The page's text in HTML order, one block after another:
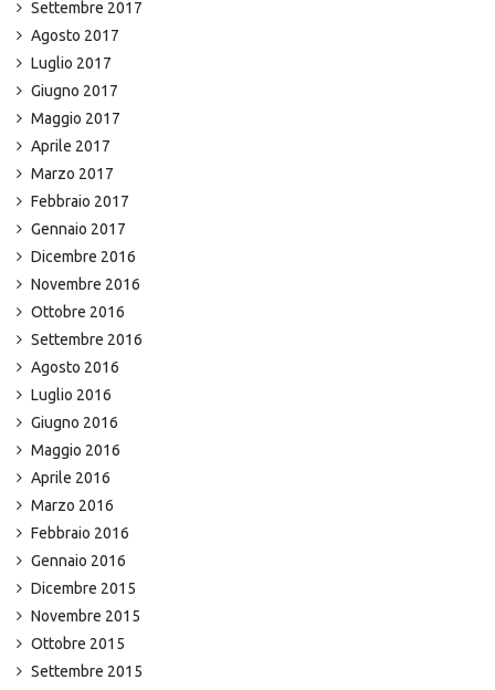
Settembre 2017
Agosto 2017
Luglio 2017
Giugno 2017
Maggio 2017
Aprile 2017
Marzo 2017
Febbraio 2017
Gennaio 2017
Dicembre 2016
Novembre 2016
Ottobre 2016
Settembre 2016
Agosto 2016
Luglio 2016
Giugno 2016
Maggio 2016
Aprile 2016
Marzo 2016
Febbraio 2016
Gennaio 2016
Dicembre 2015
Novembre 2015
Ottobre 2015
Settembre 2015